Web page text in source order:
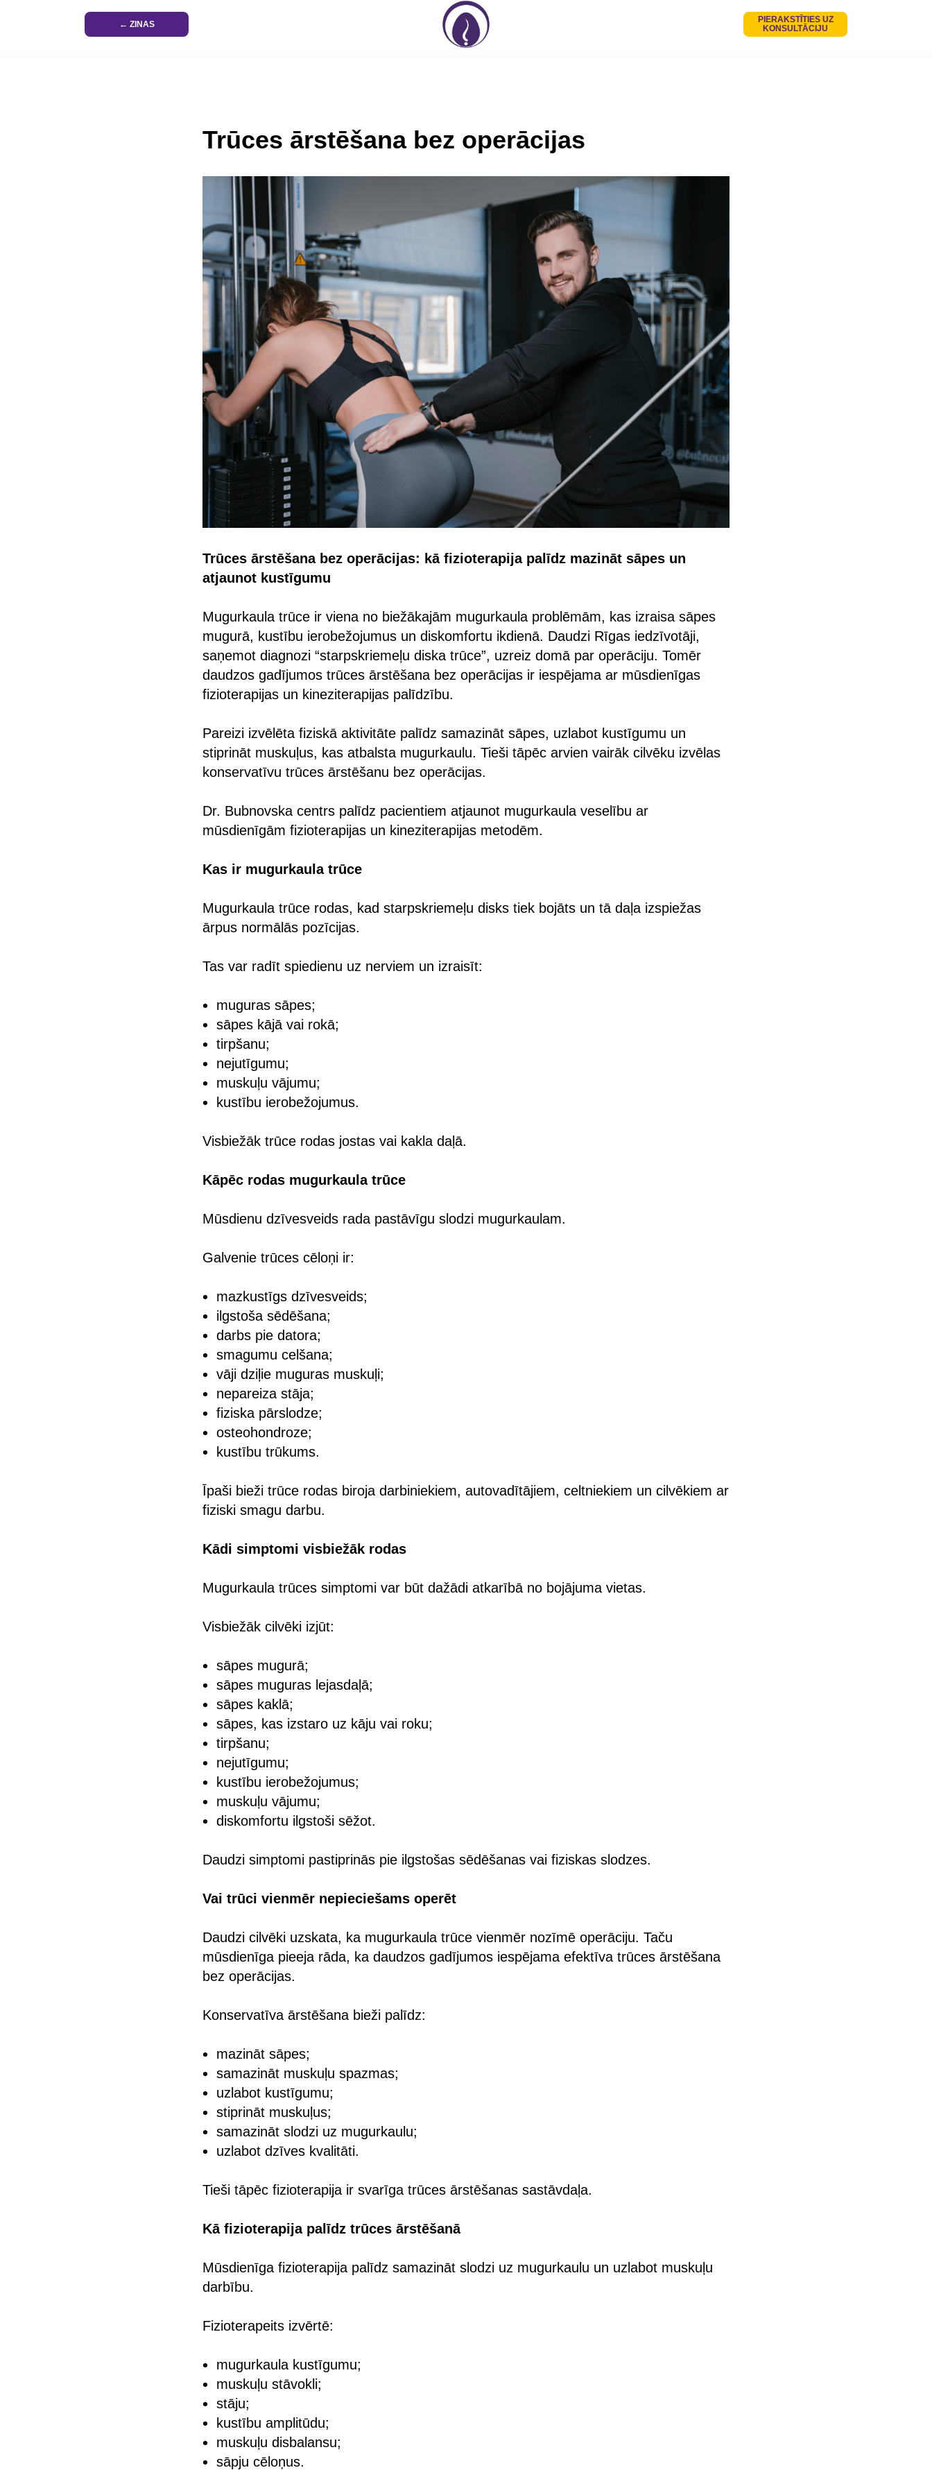
← ZINAS
PIERAKSTĪTIES UZ
KONSULTĀCIJU
Trūces ārstēšana bez operācijas
Trūces ārstēšana bez operācijas: kā fizioterapija palīdz mazināt sāpes un
atjaunot kustīgumu
Mugurkaula trūce ir viena no biežākajām mugurkaula problēmām, kas izraisa sāpes
mugurā, kustību ierobežojumus un diskomfortu ikdienā. Daudzi Rīgas iedzīvotāji,
saņemot diagnozi “starpskriemeļu diska trūce”, uzreiz domā par operāciju. Tomēr
daudzos gadījumos trūces ārstēšana bez operācijas ir iespējama ar mūsdienīgas
fizioterapijas un kineziterapijas palīdzību.
Pareizi izvēlēta fiziskā aktivitāte palīdz samazināt sāpes, uzlabot kustīgumu un
stiprināt muskuļus, kas atbalsta mugurkaulu. Tieši tāpēc arvien vairāk cilvēku izvēlas
konservatīvu trūces ārstēšanu bez operācijas.
Dr. Bubnovska centrs palīdz pacientiem atjaunot mugurkaula veselību ar
mūsdienīgām fizioterapijas un kineziterapijas metodēm.
Kas ir mugurkaula trūce
Mugurkaula trūce rodas, kad starpskriemeļu disks tiek bojāts un tā daļa izspiežas
ārpus normālās pozīcijas.
Tas var radīt spiedienu uz nerviem un izraisīt:
muguras sāpes;
sāpes kājā vai rokā;
tirpšanu;
nejutīgumu;
muskuļu vājumu;
kustību ierobežojumus.
Visbiežāk trūce rodas jostas vai kakla daļā.
Kāpēc rodas mugurkaula trūce
Mūsdienu dzīvesveids rada pastāvīgu slodzi mugurkaulam.
Galvenie trūces cēloņi ir:
mazkustīgs dzīvesveids;
ilgstoša sēdēšana;
darbs pie datora;
smagumu celšana;
vāji dziļie muguras muskuļi;
nepareiza stāja;
fiziska pārslodze;
osteohondroze;
kustību trūkums.
Īpaši bieži trūce rodas biroja darbiniekiem, autovadītājiem, celtniekiem un cilvēkiem ar
fiziski smagu darbu.
Kādi simptomi visbiežāk rodas
Mugurkaula trūces simptomi var būt dažādi atkarībā no bojājuma vietas.
Visbiežāk cilvēki izjūt:
sāpes mugurā;
sāpes muguras lejasdaļā;
sāpes kaklā;
sāpes, kas izstaro uz kāju vai roku;
tirpšanu;
nejutīgumu;
kustību ierobežojumus;
muskuļu vājumu;
diskomfortu ilgstoši sēžot.
Daudzi simptomi pastiprinās pie ilgstošas sēdēšanas vai fiziskas slodzes.
Vai trūci vienmēr nepieciešams operēt
Daudzi cilvēki uzskata, ka mugurkaula trūce vienmēr nozīmē operāciju. Taču
mūsdienīga pieeja rāda, ka daudzos gadījumos iespējama efektīva trūces ārstēšana
bez operācijas.
Konservatīva ārstēšana bieži palīdz:
mazināt sāpes;
samazināt muskuļu spazmas;
uzlabot kustīgumu;
stiprināt muskuļus;
samazināt slodzi uz mugurkaulu;
uzlabot dzīves kvalitāti.
Tieši tāpēc fizioterapija ir svarīga trūces ārstēšanas sastāvdaļa.
Kā fizioterapija palīdz trūces ārstēšanā
Mūsdienīga fizioterapija palīdz samazināt slodzi uz mugurkaulu un uzlabot muskuļu
darbību.
Fizioterapeits izvērtē:
mugurkaula kustīgumu;
muskuļu stāvokli;
stāju;
kustību amplitūdu;
muskuļu disbalansu;
sāpju cēloņus.